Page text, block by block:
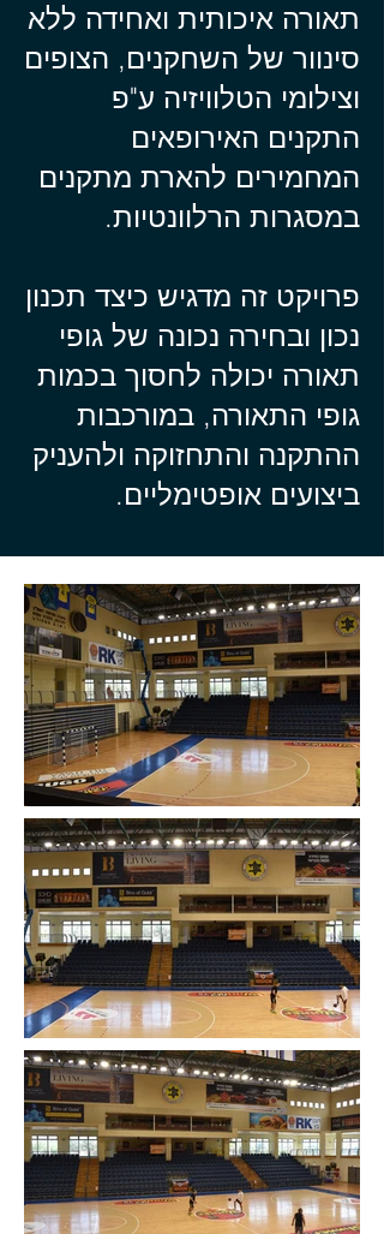
תאורה איכותית ואחידה ללא
סינוור של השחקנים, הצופים
וצילומי הטלוויזיה ע"פ
התקנים האירופאים
המחמירים להארת מתקנים
במסגרות הרלוונטיות.
פרויקט זה מדגיש כיצד תכנון
נכון ובחירה נכונה של גופי
תאורה יכולה לחסוך בכמות
גופי התאורה, במורכבות
ההתקנה והתחזוקה ולהעניק
ביצועים אופטימליים.